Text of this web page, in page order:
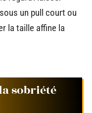
un pull court ou
la taille affine la
sobriété